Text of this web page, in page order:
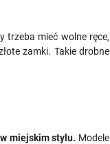
trzeba mieć wolne ręce,
zamki. Takie drobne
miejskim stylu. Modele